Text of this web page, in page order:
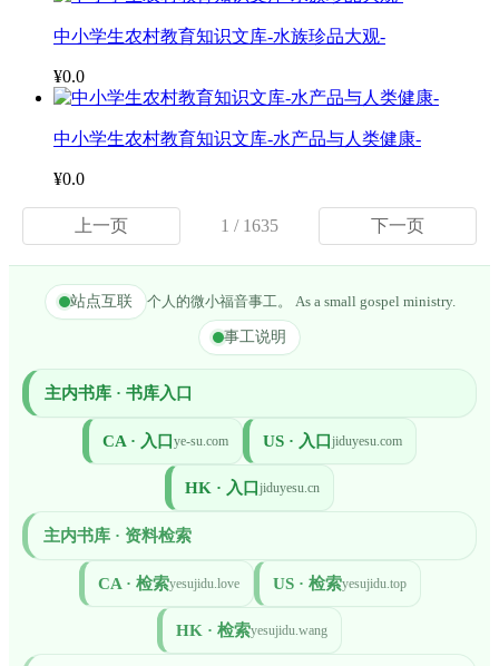
中小学生农村教育知识文库-水族珍品大观-
¥0.0
中小学生农村教育知识文库-水产品与人类健康-
¥0.0
上一页 1 / 1635 下一页
站点互联 个人的微小福音事工。 As a small gospel ministry.
事工说明
主内书库 · 书库入口
CA · 入口 ye-su.com US · 入口 jiduyesu.com
HK · 入口 jiduyesu.cn
主内书库 · 资料检索
CA · 检索yesujidu.love US · 检索yesujidu.top
HK · 检索yesujidu.wang